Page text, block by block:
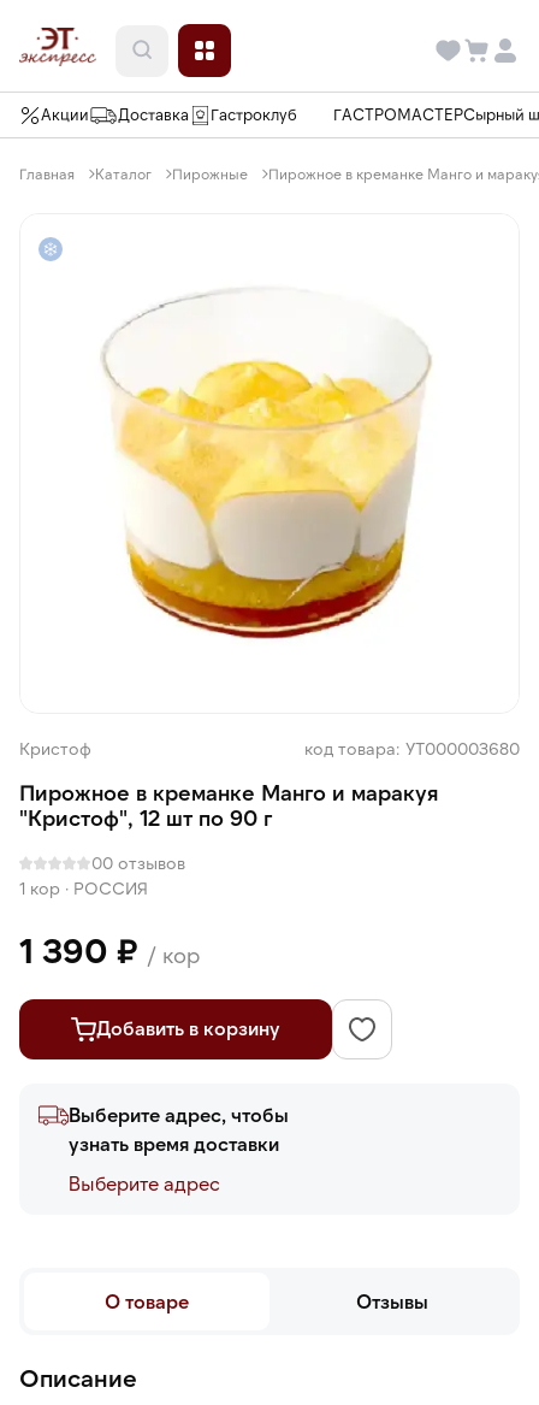
Акции Доставка Гастроклуб ГАСТРОМАСТЕРСырный
Главная Каталог Пирожные Пирожное в креманке Манго и
Кристоф код товара: УТ000003680
Пирожное в креманке Манго и маракуя
"Кристоф", 12 шт по 90 г
00 отзывов
1 кор · РОССИЯ
1 390 ₽ / кор
Добавить в корзину
Выберите адрес, чтобы
узнать время доставки
Выберите адреc
О товаре Отзывы
Описание